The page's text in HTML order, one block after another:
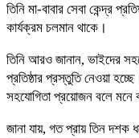
তিনি মা-বাবার সেবা কেন্দ্র
কার্যক্রম চলমান থাকে।
তিনি আরও জানান, ভাইদের
প্রতিষ্ঠার প্রস্তুতি নেওয়া
সহযোগিতা প্রয়োজন বলে মনে
জানা যায়, গত প্রায় তিন দশক